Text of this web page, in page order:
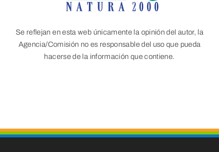
Se reflejan en esta web únicamente la opinión del autor, la
Agencia/Comisión no es responsable del uso que pueda
hacerse de la información que contiene.